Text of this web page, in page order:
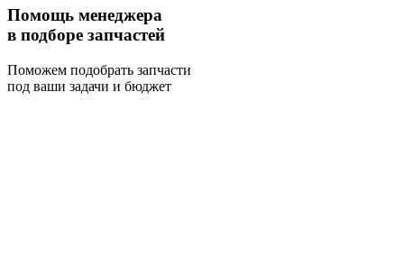
Помощь менеджера
в подборе запчастей
Поможем подобрать запчасти
под ваши задачи и бюджет